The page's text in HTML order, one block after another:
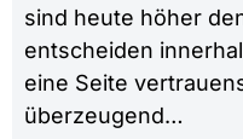
sind heute höher
entscheiden
eine Seite
überzeugend…